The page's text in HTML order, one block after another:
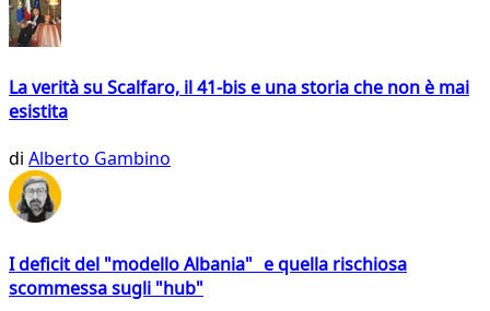
La verità su Scalfaro, il 41-bis e una storia che non è mai
esistita
di Alberto Gambino
I deficit del "modello Albania" e quella rischiosa
scommessa sugli "hub"